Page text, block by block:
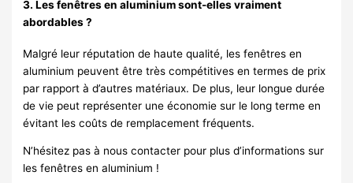
3. Les fenêtres en aluminium sont-elles vraiment
abordables ?
Malgré leur réputation de haute qualité, les fenêtres en
aluminium peuvent être très compétitives en termes de prix
par rapport à d’autres matériaux. De plus, leur longue durée
de vie peut représenter une économie sur le long terme en
évitant les coûts de remplacement fréquents.
N’hésitez pas à nous contacter pour plus d’informations sur
les fenêtres en aluminium !